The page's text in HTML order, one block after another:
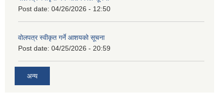
Post date: 04/26/2026 - 12:50
वोलपत्र स्वीकृत गर्ने आशयको सूचना
Post date: 04/25/2026 - 20:59
अन्य